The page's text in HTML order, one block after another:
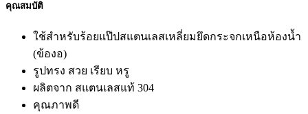
คุณสมบัติ
ใช้สำหรับร้อยแป๊ปสแตนเลสเหลี่ยมยึดกระจกเหนือห้องน้ำ
(ข้องอ)
รูปทรง สวย เรียบ หรู
ผลิตจาก สแตนเลสแท้ 304
คุณภาพดี